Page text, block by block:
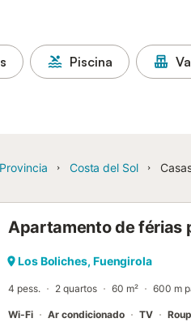
Piscina
Costa del Sol
Apartamento de férias
Los Boliches, Fuengirola
4 pess. 2 quartos 60 m² 600 m
Wi-Fi Ar condicionado TV